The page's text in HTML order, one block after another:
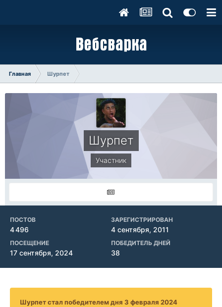
Главная Шурпет
Шурпет
Участник
ПОСТОВ
4 496
ЗАРЕГИСТРИРОВАН
4 сентября, 2011
ПОСЕЩЕНИЕ
17 сентября, 2024
ПОБЕДИТЕЛЬ ДНЕЙ
38
Шурпет стал победителем дня 3 февраля 2024